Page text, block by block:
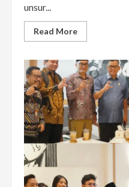
unsur...
Read MoreRead
more
Pemuda
Kalbar
Deklarasikan
Tekad
Bangun
Daerah
dalam
Bingkai
Kebhinekaan